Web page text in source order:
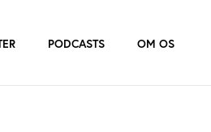
PODCASTS OM OS